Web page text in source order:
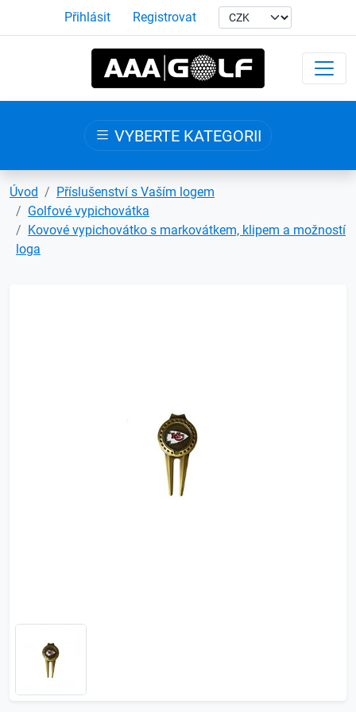
Přihlásit Registrovat
VYBERTE KATEGORII
Úvod
Příslušenství s Vaším logem
Golfové vypichovátka
Kovové vypichovátko s markovátkem, klipem a možností
loga